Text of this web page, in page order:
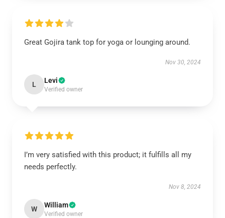
Great Gojira tank top for yoga or lounging around.
Nov 30, 2024
L Levi
Verified owner
I’m very satisfied with this product; it fulfills all my
needs perfectly.
Nov 8, 2024
W William
Verified owner